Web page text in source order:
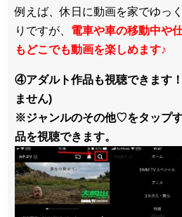
例えば、休日に動画を家でゆっ
りですが、 電車や車の移動中や
もどこでも動画を楽しめます♪
④アダルト作品も視聴できます
ません)
※ジャンルのその他♡をタップ
品を視聴できます。